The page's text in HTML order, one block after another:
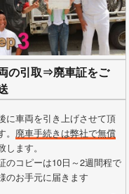
の引取⇒廃車証をご
に車両を引き上げさせて頂
廃車手続きは弊社で無償
します。
のコピーは10日～2週間程で
のお手元に届きます